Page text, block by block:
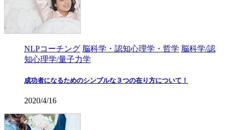
NLPコーチング 脳科学・認知心理学・哲学 脳科学/認
知心理学/量子力学
成功者になるためのシンプルな３つの在り方について！
2020/4/16